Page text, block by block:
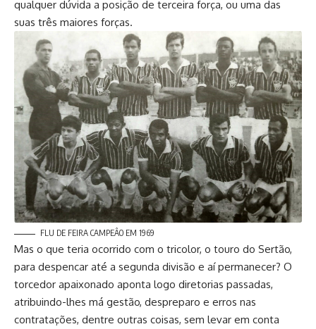
qualquer dúvida a posição de terceira força, ou uma das
suas três maiores forças.
FLU DE FEIRA CAMPEÂO EM 1969
Mas o que teria ocorrido com o tricolor, o touro do Sertão,
para despencar até a segunda divisão e aí permanecer? O
torcedor apaixonado aponta logo diretorias passadas,
atribuindo-lhes má gestão, despreparo e erros nas
contratações, dentre outras coisas, sem levar em conta